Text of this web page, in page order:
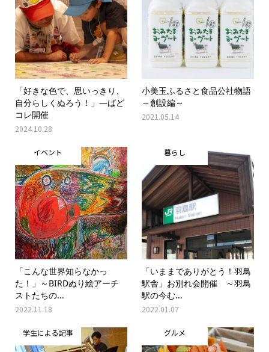
「好きな色で、思いっきり、
自分らしくぬろう！」―ばど
コレ開催
2024.10.28
小美玉ふるさと食品公社物語
～創設編～
2021.05.14
イベント
「こんな世界知らなかっ
た！」～BIRDぬり絵アーチ
ストたちの...
2022.11.18
暮らし
「いままでありがとう！羽鳥
駅舎」お別れ会開催 ～羽鳥
駅の今む...
2022.01.07
学生による記事 グルメ